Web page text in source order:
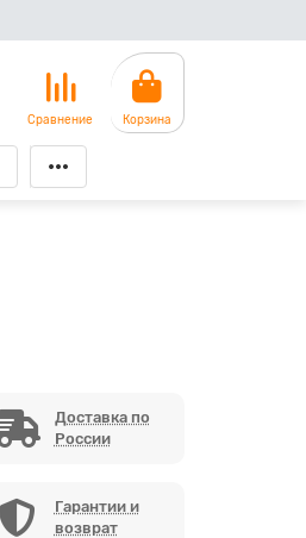
Сравнение Корзина
Доставка по
России
Гарантии и
возврат